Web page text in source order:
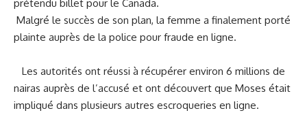
prétendu billet pour ⁤le Canada.
‍ Malgré le succès de son plan, la ​femme ⁤a finalement porté
plainte auprès de la police pour fraude en ligne.
‍ ‍ ​ Les autorités ⁤ont réussi à récupérer environ 6 millions de
nairas⁢ auprès de l’accusé et‍ ont découvert‌ que Moses ⁤était
impliqué dans plusieurs autres ​escroqueries en ligne.